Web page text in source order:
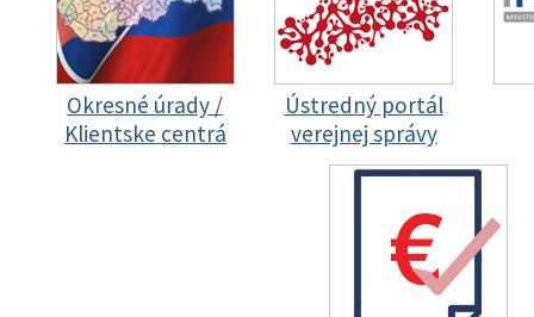
Okresné úrady /
Klientske centrá
Ústredný portál
verejnej správy